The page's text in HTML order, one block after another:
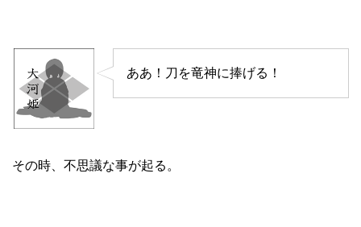
ああ！刀を竜神に捧げる！
その時、不思議な事が起る。